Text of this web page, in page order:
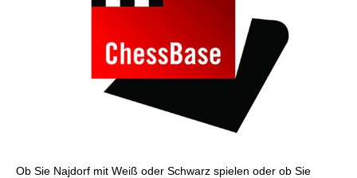
Ob Sie Najdorf mit Weiß oder Schwarz spielen oder ob Sie